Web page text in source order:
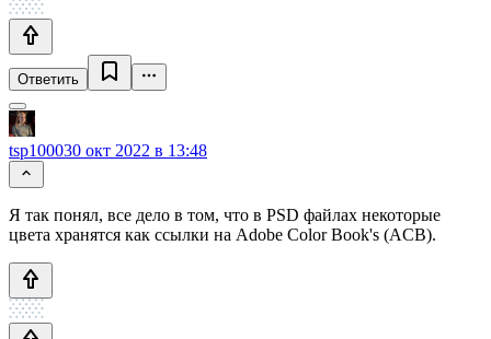
Ответить
tsp100030 окт 2022 в 13:48
Я так понял, все дело в том, что в PSD файлах некоторые
цвета хранятся как ссылки на Adobe Color Book's (ACB).